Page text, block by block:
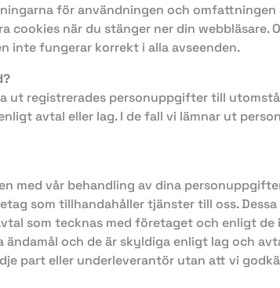
för användningen och
cookies när du stänger ner din
inte fungerar korrekt i alla avseenden.
ut registrerades personuppgifter till
avtal eller lag. I de fall vi lämnar ut
med vår behandling av dina
som tillhandahåller tjänster till oss.
som tecknas med företaget och enligt
och de är skyldiga enligt lag och
part eller underleverantör utan att vi